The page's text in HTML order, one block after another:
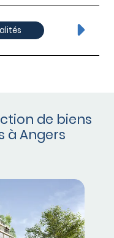
de biens
à Angers